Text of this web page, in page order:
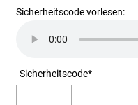
Sicherheitscode vorlesen:
Sicherheitscode*